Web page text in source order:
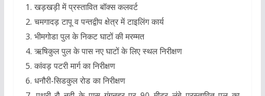
1. खड़खड़ी में प्रस्तावित बॉक्स कलवर्ट
2. चमगादड़ टापू व पन्तद्वीप क्षेत्र में टाइलिंग कार्य
3. भीमगोडा पुल के निकट घाटों की मरम्मत
4. ऋषिकुल पुल के पास नए घाटों के लिए स्थल निरीक्षण
5. कांवड़ पटरी मार्ग का निरीक्षण
6. धनौरी-सिडकुल रोड का निरीक्षण